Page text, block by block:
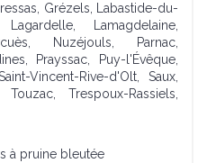
Grézels, Labastide-du-
Lamagdelaine,
Nuzéjouls, Parnac,
Prayssac, Puy-l'Évêque,
Vincent-Rive-d'Olt, Saux,
Trespoux-Rassiels,
à pruine bleutée